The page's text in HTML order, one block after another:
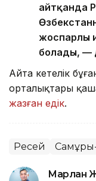
айтқанда
жоспарлы
болады, —
Айта кетелік
орталықтары
жазған едік.
Ресей
Марлан